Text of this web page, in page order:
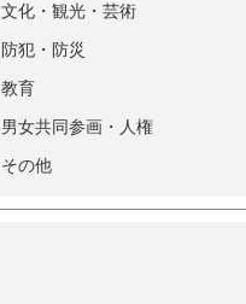
文化・観光・芸術
防犯・防災
教育
男女共同参画・人権
その他